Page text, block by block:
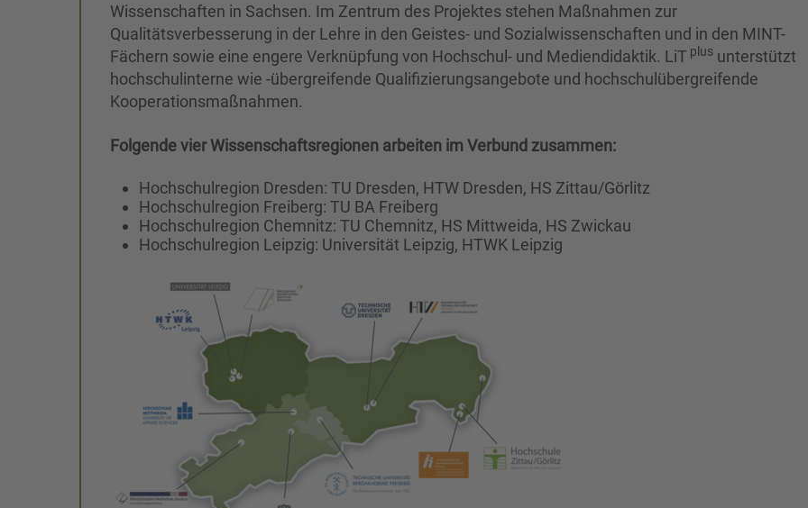
Wissenschaften in Sachsen. Im Zentrum des Projektes stehen Maßnahmen zur
Qualitätsverbesserung in der Lehre in den Geistes- und Sozialwissenschaften und in den MINT-
Fächern sowie eine engere Verknüpfung von Hochschul- und Mediendidaktik. LiT plus unterstützt
hochschulinterne wie -übergreifende Qualifizierungsangebote und hochschulübergreifende
Kooperationsmaßnahmen.
Folgende vier Wissenschaftsregionen arbeiten im Verbund zusammen:
Hochschulregion Dresden: TU Dresden, HTW Dresden, HS Zittau/Görlitz
Hochschulregion Freiberg: TU BA Freiberg
Hochschulregion Chemnitz: TU Chemnitz, HS Mittweida, HS Zwickau
Hochschulregion Leipzig: Universität Leipzig, HTWK Leipzig